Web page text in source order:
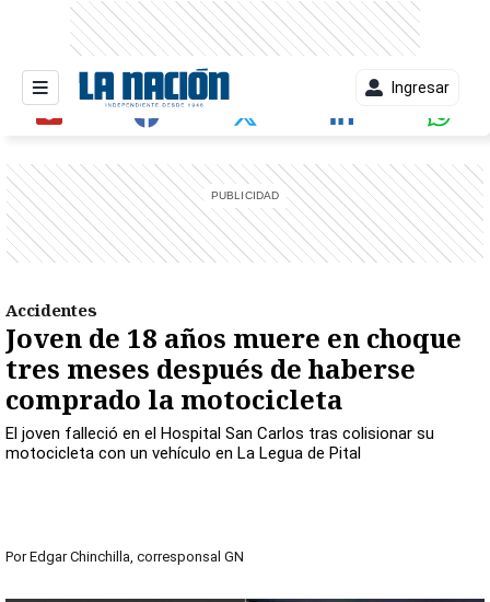
Ingresar
Accidentes
Joven de 18 años muere en choque
tres meses después de haberse
comprado la motocicleta
El joven falleció en el Hospital San Carlos tras colisionar su
motocicleta con un vehículo en La Legua de Pital
Por Edgar Chinchilla, corresponsal GN